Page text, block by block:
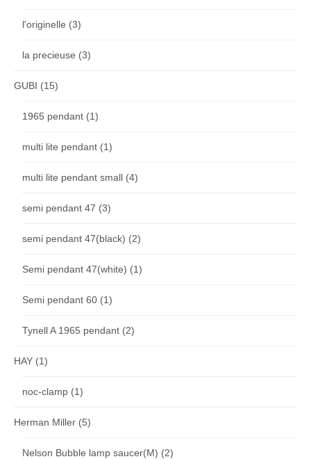
l'originelle (3)
la precieuse (3)
GUBI (15)
1965 pendant (1)
multi lite pendant (1)
multi lite pendant small (4)
semi pendant 47 (3)
semi pendant 47(black) (2)
Semi pendant 47(white) (1)
Semi pendant 60 (1)
Tynell A 1965 pendant (2)
HAY (1)
noc-clamp (1)
Herman Miller (5)
Nelson Bubble lamp saucer(M) (2)